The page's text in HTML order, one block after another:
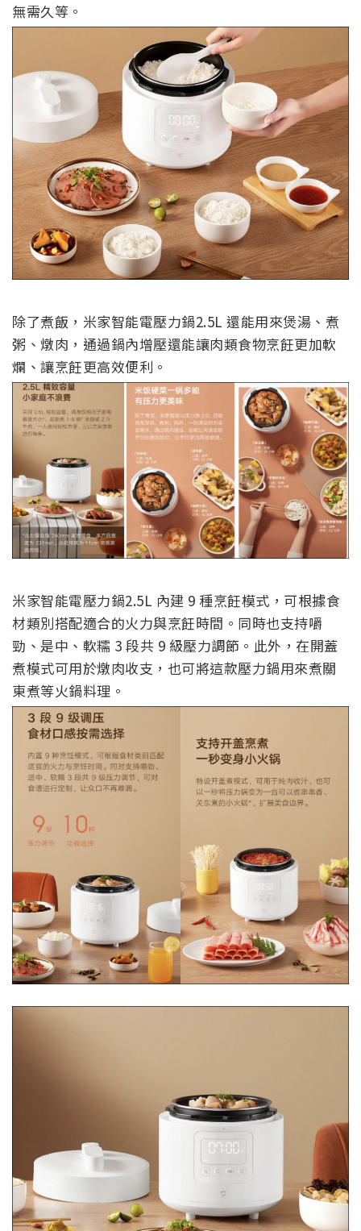
無需久等。
除了煮飯，米家智能電壓力鍋2.5L 還能用來煲湯、煮
粥、燉肉，通過鍋內增壓還能讓肉類食物烹飪更加軟
爛、讓烹飪更高效便利。
米家智能電壓力鍋2.5L 內建 9 種烹飪模式，可根據食
材類別搭配適合的火力與烹飪時間。同時也支持嚼
勁、是中、軟糯 3 段共 9 級壓力調節。此外，在開蓋
煮模式可用於燉肉收支，也可將這款壓力鍋用來煮關
東煮等火鍋料理。